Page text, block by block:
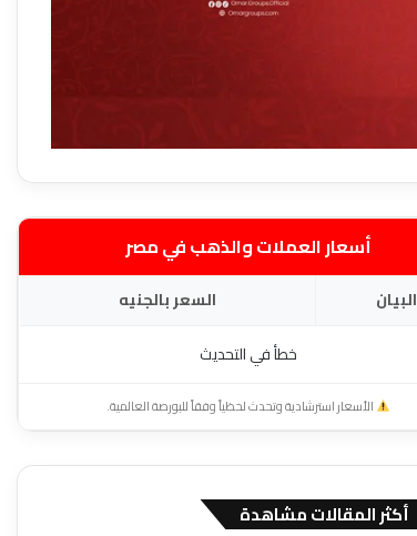
أسعار العملات والذهب في مصر
البيان
السعر بالجنيه
خطأ في التحديث
الأسعار استرشادية وتحدث لحظياً وفقاً للبورصة العالمية.
أكثر المقالات مشاهدة